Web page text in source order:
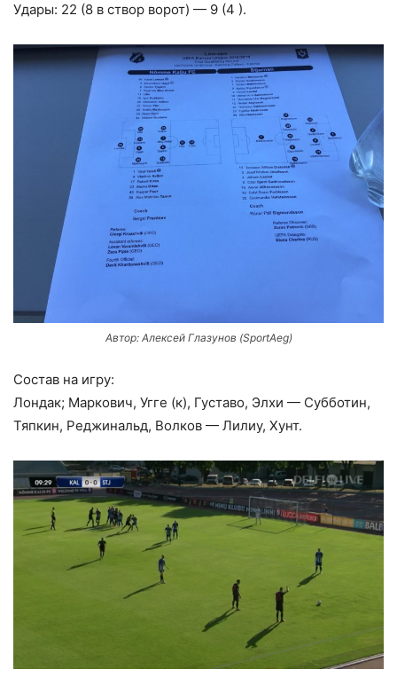
Удары: 22 (8 в створ ворот) — 9 (4 ).
Автор: Алексей Глазунов (SportAeg)
Состав на игру:
Лондак; Маркович, Угге (к), Густаво, Элхи — Субботин,
Тяпкин, Реджинальд, Волков — Лилиу, Хунт.